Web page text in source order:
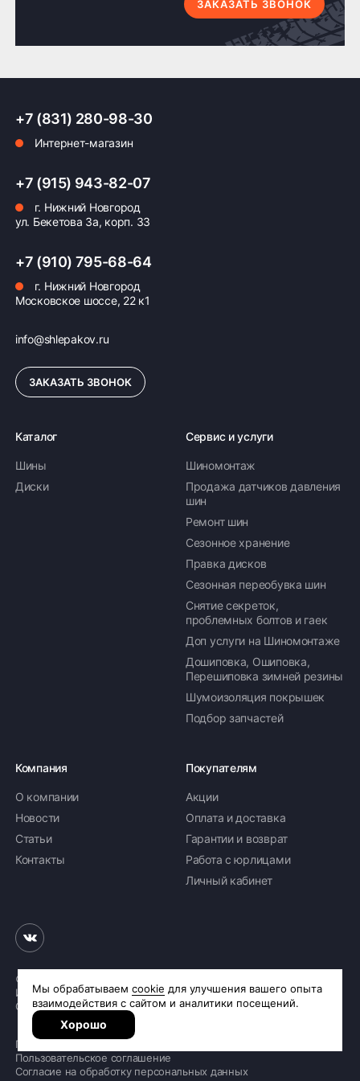
Мы отправляем заказы по всей России всеми
транспортными компаниями (ПЭК, Деловые
Автотрейдинг, Ратэк, Энергия и др.)
Доставка комплекта
(4 шт) шин или
дисков до терминала
транспортной
Новгороде —
бесплатная
Бесплатно
ПОДРОБНЕЕ ОБ ДОСТАВКЕ
Оплата заказа
Возможна картой, наличными при получении,
также доступно оформление кредита и
формирование счёта для Юр.Лица
ЗАКАЗАТЬ ЗВОНОК
+7 (831) 280-98-30
Интернет-магазин
+7 (915) 943-82-07
г. Нижний Новгород
ул. Бекетова 3а, корп. 33
+7 (910) 795-68-64
г. Нижний Новгород
Московское шоссе, 22 к1
info@shlepakov.ru
ЗАКАЗАТЬ ЗВОНОК
Каталог
Шины
Диски
Сервис и услуги
Шиномонтаж
Продажа датчиков давления
шин
Ремонт шин
Сезонное хранение
Правка дисков
Сезонная переобувка шин
Снятие секреток,
проблемных болтов и гаек
Доп услуги на Шиномонтаже
Дошиповка, Ошиповка,
Перешиповка зимней резины
Шумоизоляция покрышек
Подбор запчастей
Компания
О компании
Новости
Статьи
Контакты
Покупателям
Акции
Оплата и доставка
Гарантии и возврат
Работа с юрлицами
Личный кабинет
© 2026 «Шинное бюро Шлепакова»
Интернет-магазин шин и дисков
Сделано вR.class
Политика обработки персональных данных
Пользовательское соглашение
Согласие на обработку персональных данных